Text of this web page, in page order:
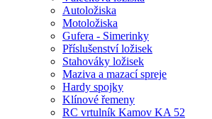
Autoložiska
Motoložiska
Gufera - Simerinky
Příslušenství ložisek
Stahováky ložisek
Maziva a mazací spreje
Hardy spojky
Klínové řemeny
RC vrtulník Kamov KA 52